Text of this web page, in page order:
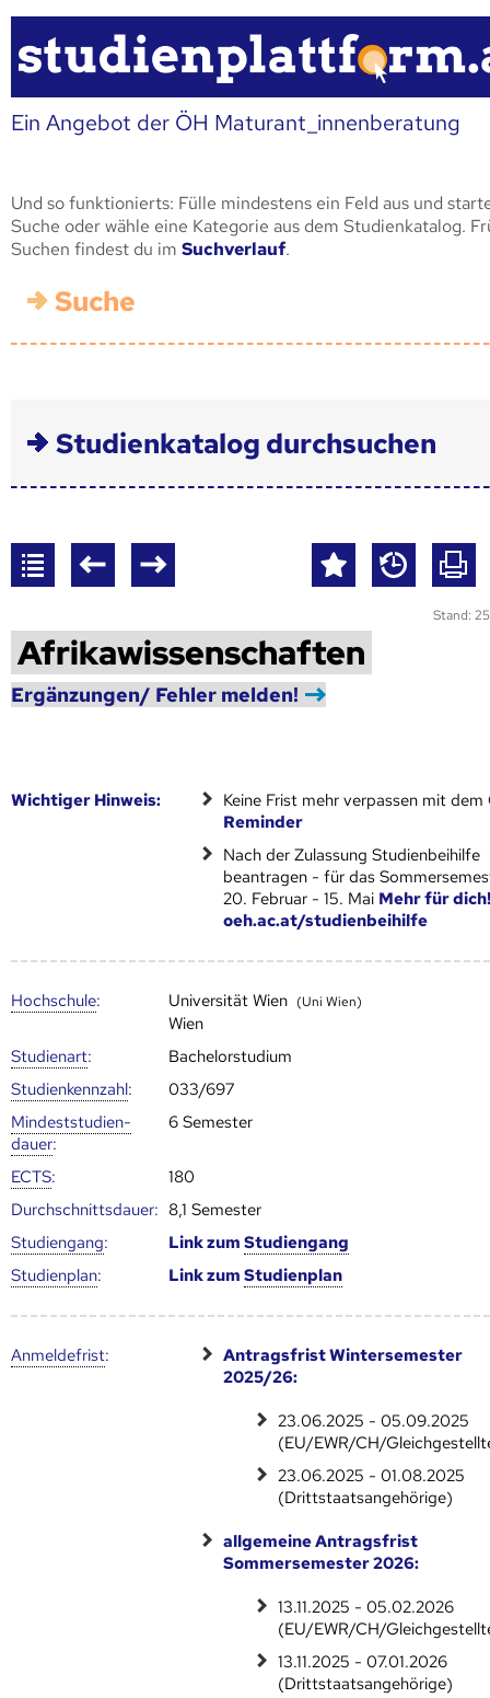
Ein Angebot der ÖH Maturant_innenberatung
Und so funktionierts: Fülle mindestens ein Feld aus und
Suche oder wähle eine Kategorie aus dem Studienkatalog.
Suchen findest du im Suchverlauf.
Suche
Studienkatalog durchsuchen
Stand:
Afrikawissenschaften
Ergänzungen/ Fehler melden!
Wich­ti­ger Hin­weis: Keine Frist mehr verpassen mit dem
Reminder
Nach der Zulassung Studienbeihilfe
beantragen - für das
20. Februar - 15. Mai Mehr für
oeh.ac.at/studienbeihilfe
Hoch­schule: Universität Wien (Uni Wien)
Wien
Studienart:
Bachelorstudium
Studien­kenn­zahl:
033/697
Mindest­studien­
dauer:
6 Semester
ECTS:
180
Durch­schnitts­dauer: 8,1 Semester
Studien­gang: Link zumStudien­gang
Studien­plan: Link zumStudien­plan
Anmelde­frist:
Antragsfrist Wintersemester
2025/26:
23.06.2025 - 05.09.2025
(EU/EWR/CH/
23.06.2025 - 01.08.2025
(Drittstaatsangehörige)
allgemeine Antragsfrist
Sommersemester 2026:
13.11.2025 - 05.02.2026
(EU/EWR/CH/
13.11.2025 - 07.01.2026
(Drittstaatsangehörige)